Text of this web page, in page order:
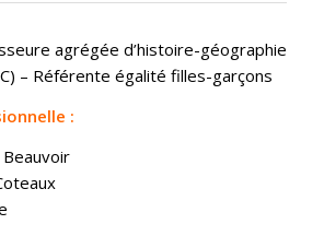
agrégée d’histoire-géographie
– Référente égalité filles-garçons
: